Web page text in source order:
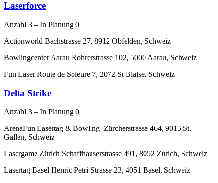
Laserforce
Anzahl 3 – In Planung 0
Actionworld Bachstrasse 27, 8912 Obfelden, Schweiz
Bowlingcenter Aarau Rohrerstrasse 102, 5000 Aarau, Schweiz
Fun Laser Route de Soleure 7, 2072 St Blaise, Schweiz
Delta Strike
Anzahl 3 – In Planung 0
ArenaFun Lasertag & Bowling Zürcherstrasse 464, 9015 St.
Gallen, Schweiz
Lasergame Zürich Schaffhauserstrasse 491, 8052 Zürich, Schweiz
Lasertag Basel Henric Petri-Strasse 23, 4051 Basel, Schweiz